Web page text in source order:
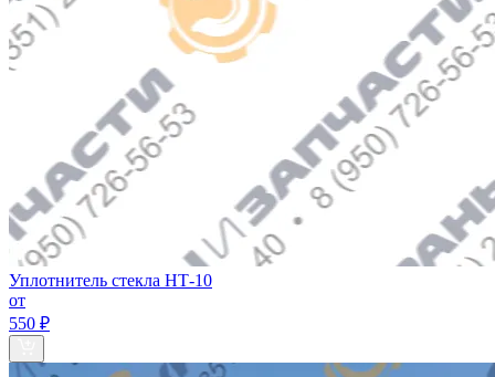
Уплотнитель стекла НТ-10
от
550 ₽